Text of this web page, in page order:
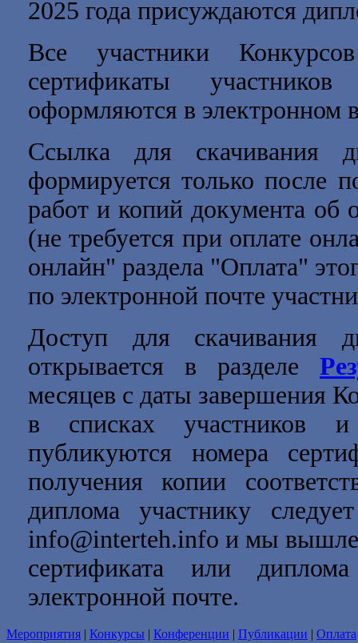
2025 года присуждаются
Все участники
сертификаты
оформляются в электронном
Ссылка для скачивания
формируется только после
работ и копий документа об
(не требуется при оплате
онлайн" раздела "Оплата"
по электронной почте
Доступ для скачивания
открывается в разделе
месяцев с даты завершения
в списках участников и
публикуются номера
получения копии
диплома участнику
info@interteh.info и мы
сертификата или
электронной почте.
Мероприятия | Конкурсы | Конференции | Публикации | Оплата